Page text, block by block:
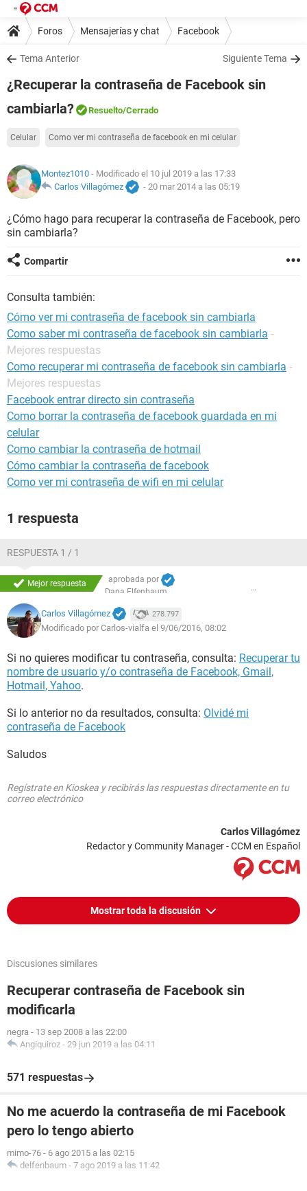
Foros Mensajerías y chat Facebook
Tema Anterior Siguiente Tema
¿Recuperar la contraseña de Facebook sin
cambiarla?
Resuelto/Cerrado
Celular Como ver mi contraseña de facebook en mi celular
Montez1010 - Modificado el 10 jul 2019 a las 17:33
Carlos Villagómez
- 20 mar 2014 a las 05:19
¿Cómo hago para recuperar la contraseña de Facebook, pero
sin cambiarla?
Compartir
Consulta también:
Cómo ver mi contraseña de facebook sin cambiarla
Como saber mi contraseña de facebook sin cambiarla -
Mejores respuestas
Como recuperar mi contraseña de facebook sin cambiarla -
Mejores respuestas
Facebook entrar directo sin contraseña
Como borrar la contraseña de facebook guardada en mi
celular
Como cambiar la contraseña de hotmail
Cómo cambiar la contraseña de facebook
Como ver mi contraseña de wifi en mi celular
1 respuesta
RESPUESTA 1 / 1
Mejor respuesta
aprobada por
Dana Elfenbaum
Carlos Villagómez 278.797
Modificado por Carlos-vialfa el 9/06/2016, 08:02
Si no quieres modificar tu contraseña, consulta: Recuperar tu
nombre de usuario y/o contraseña de Facebook, Gmail,
Hotmail, Yahoo.
Si lo anterior no da resultados, consulta: Olvidé mi
contraseña de Facebook
Saludos
Regístrate en Kioskea y recibirás las respuestas directamente en tu
correo electrónico
Carlos Villagómez
Redactor y Community Manager - CCM en Español
Mostrar toda la discusión
Discusiones similares
Recuperar contraseña de Facebook sin
modificarla
negra - 13 sep 2008 a las 22:00
Angiquiroz - 29 jun 2019 a las 04:11
571 respuestas
No me acuerdo la contraseña de mi Facebook
pero lo tengo abierto
mimo-76 - 6 ago 2015 a las 02:15
delfenbaum - 7 ago 2019 a las 11:42